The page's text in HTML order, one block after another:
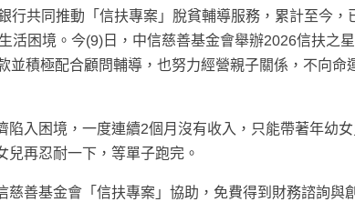
行共同推動「信扶專案」脫貧輔導服務，累計至今，
活困境。今(9)日，中信慈善基金會舉辦2026信扶之
並積極配合顧問輔導，也努力經營親子關係，不向命
入困境，一度連續2個月沒有收入，只能帶著年幼
再忍耐一下，等單子跑完。
善基金會「信扶專案」協助，免費得到財務諮詢與